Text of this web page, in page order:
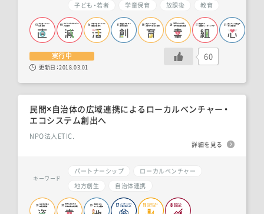
民間×自治体の広域連携によるローカルベンチャー・
エコシステム創出へ
NPO法人ETIC.
詳細を見る
キーワード
パートナーシップ
ローカルベンチャー
地方創生
自治体連携
子ども・若者
学童保育 放課後 教育
実行中
更新日：2018.03.01
60